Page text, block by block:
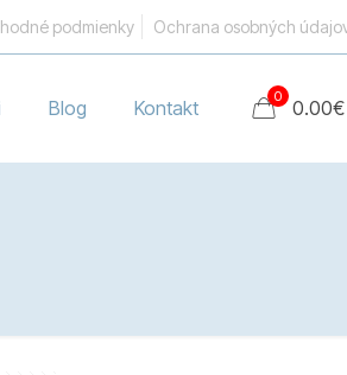
podmienky Ochrana osobných
Blog Kontakt 0 0.00€